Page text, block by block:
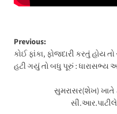
Post
navigation
Previous:
કોઈ ફાંકા, ફોજદારી કરતું હોય
હટી ગયું તો બધુ પૂરું : ધારાસભ્ય
સુમરાસર(શેખ) ખાતે
સી.આર.પાટીલે